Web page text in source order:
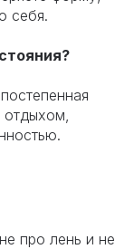
себя.
отдыхом,
про лень и не